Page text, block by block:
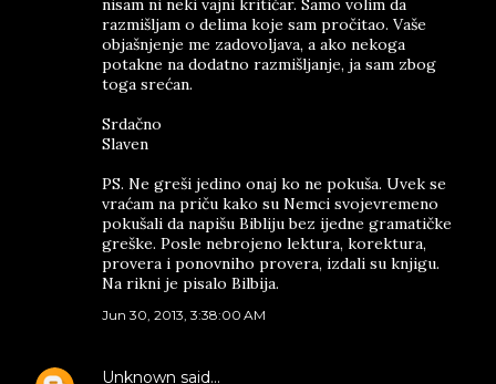
nisam ni neki vajni kritičar. Samo volim da
razmišljam o delima koje sam pročitao. Vaše
objašnjenje me zadovoljava, a ako nekoga
potakne na dodatno razmišljanje, ja sam zbog
toga srećan.
Srdačno
Slaven
PS. Ne greši jedino onaj ko ne pokuša. Uvek se
vraćam na priču kako su Nemci svojevremeno
pokušali da napišu Bibliju bez ijedne gramatičke
greške. Posle nebrojeno lektura, korektura,
provera i ponovniho provera, izdali su knjigu.
Na rikni je pisalo Bilbija.
Jun 30, 2013, 3:38:00 AM
Unknown said…